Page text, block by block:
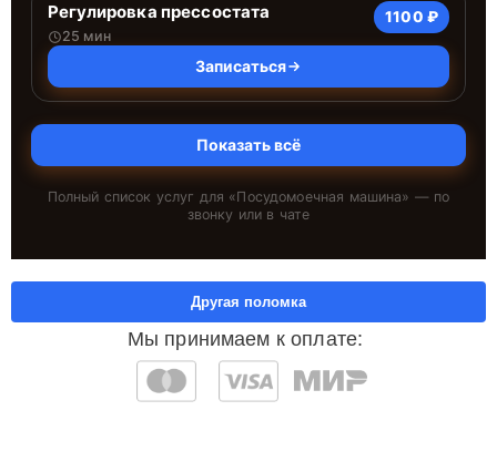
Регулировка прессостата
25 мин
1100 ₽
Записаться
Показать всё
Полный список услуг для «Посудомоечная машина» — по
звонку или в чате
Мы принимаем к оплате:
Другая поломка